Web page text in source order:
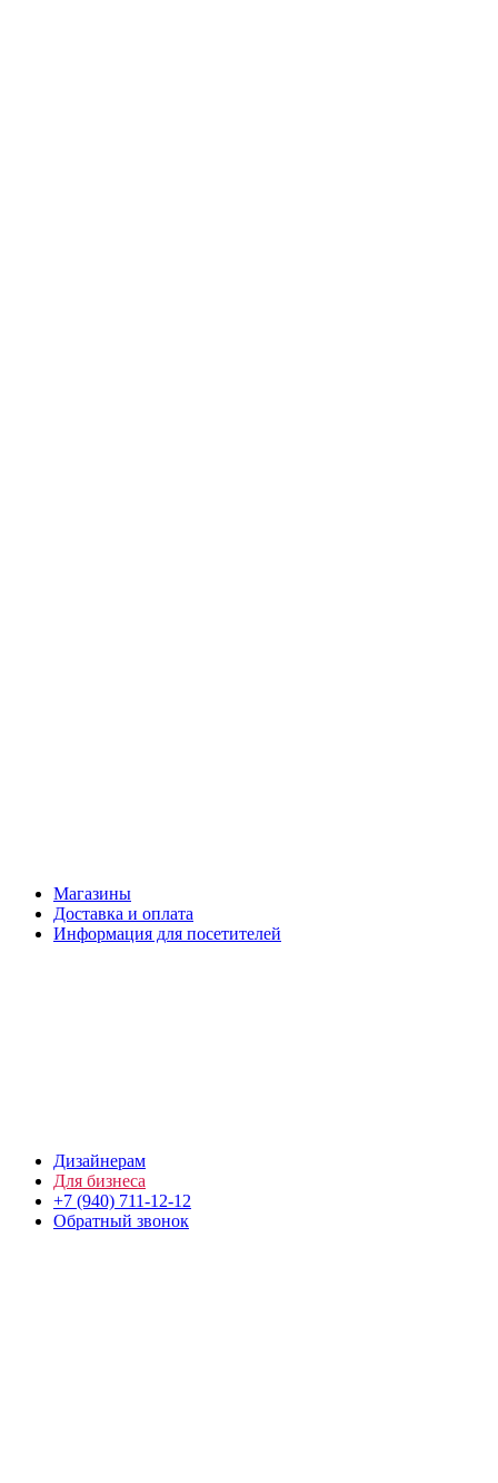
Магазины
Доставка и оплата
Информация для посетителей
Дизайнерам
Для бизнеса
+7 (940) 711-12-12
Обратный звонок